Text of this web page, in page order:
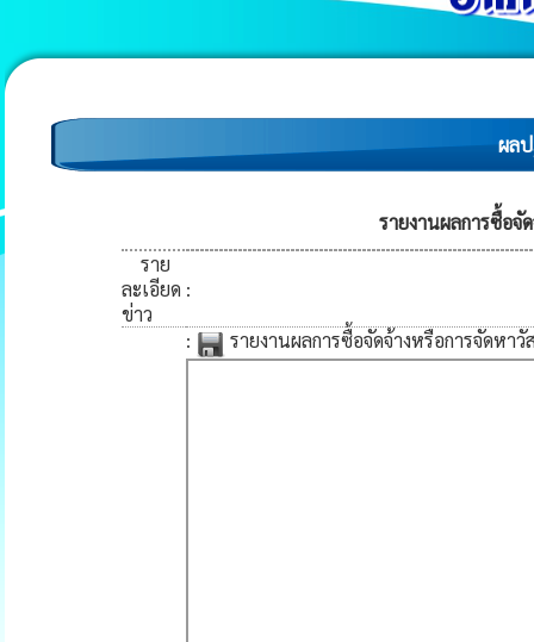
ผล
รายงานผลการซื้อ
ราย
ละเอียด
ข่าว
:
: รายงานผลการซื้อจัดจ้างหรือการจัดหา